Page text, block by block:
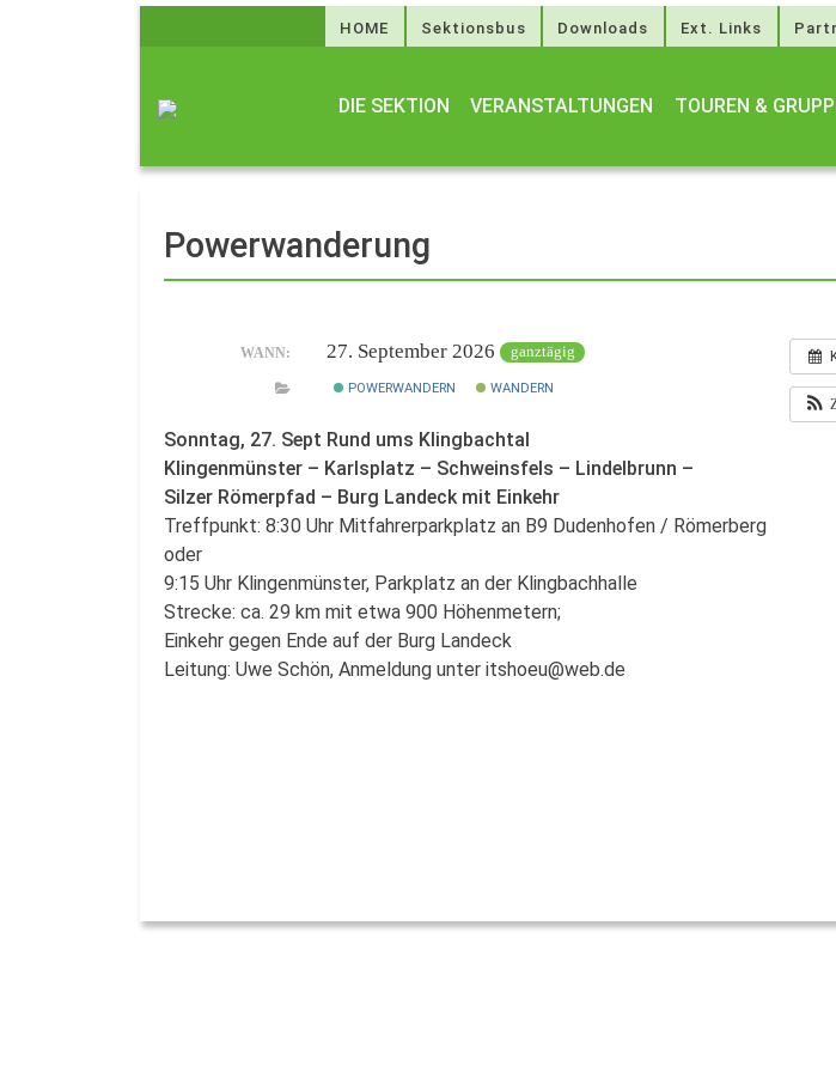
HOME Sektionsbus Downloads Ext. Links
DIE SEKTION VERANSTALTUNGEN TOUREN &
Powerwanderung
WANN: 27. September 2026 ganztägig
POWERWANDERN WANDERN
Sonntag, 27. Sept Rund ums Klingbachtal
Klingenmünster – Karlsplatz – Schweinsfels – Lindelbrunn –
Silzer Römerpfad – Burg Landeck mit Einkehr
Treffpunkt: 8:30 Uhr Mitfahrerparkplatz an B9 Dudenhofen / Römerberg
oder
9:15 Uhr Klingenmünster, Parkplatz an der Klingbachhalle
Strecke: ca. 29 km mit etwa 900 Höhenmetern;
Einkehr gegen Ende auf der Burg Landeck
Leitung: Uwe Schön, Anmeldung unter itshoeu@web.de